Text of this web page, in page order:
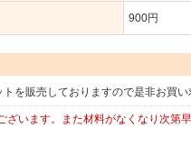
900円
を販売しておりますので是非お買い
います。また材料がなくなり次第